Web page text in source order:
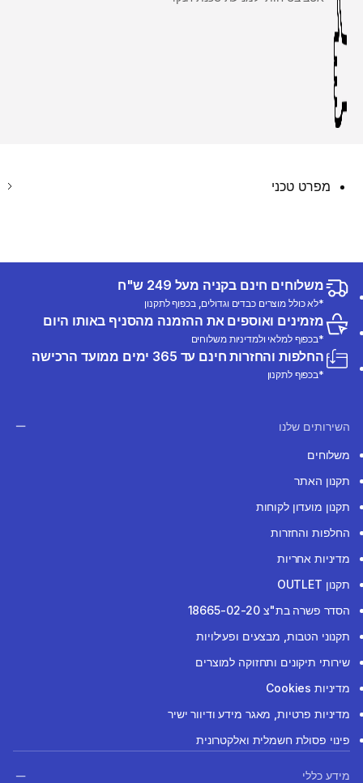
מפרט טכני
משלוחים חינם בקניה מעל 249 ש"ח
*לא כולל מוצרים כבדים וגדולים, בכפוף לתקנון
מזמינים ואוספים את ההזמנה מהסניף באותו היום
*בכפוף למלאי ולמדיניות משלוחים
החלפות והחזרות חינם עד 365 ימים ממועד הרכישה
*בכפוף לתקנון
השירותים שלנו
משלוחים
תקנון האתר
תקנון מועדון לקוחות
החלפות והחזרות
מדיניות אחריות
תקנון OUTLET
הסדר פשרה בת"צ 18665-02-20
תקנוני הטבות, מבצעים ופעילויות
שירותי תיקונים ותחזוקה למוצרים
מדיניות Cookies
מדיניות פרטיות, מאגר מידע ודיוור ישיר
פינוי פסולת חשמלית ואלקטרונית
מידע כללי